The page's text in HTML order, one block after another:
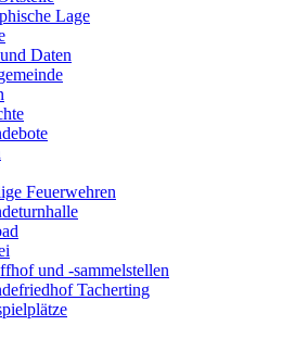
Lage
Daten
Feuerwehren
und -sammelstellen
Tacherting